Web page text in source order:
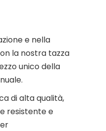
e nella
la nostra tazza
unico della
di alta qualità,
resistente e